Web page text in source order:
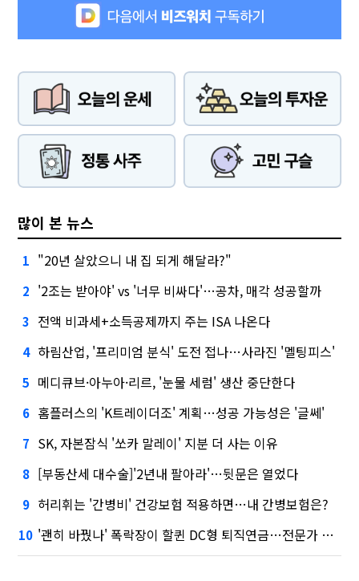
많이 본 뉴스
1 "20년 살았으니 내 집 되게 해달라?"
2 '2조는 받아야' vs '너무 비싸다'…공차, 매각 성공할까
3 전액 비과세+소득공제까지 주는 ISA 나온다
4 하림산업, '프리미엄 분식' 도전 접나…사라진 '멜팅피스'
5 메디큐브·아누아·리르, '눈물 세럼' 생산 중단한다
6 홈플러스의 'K트레이더조' 계획…성공 가능성은 '글쎄'
7 SK, 자본잠식 '쏘카 말레이' 지분 더 사는 이유
8 [부동산세 대수술]'2년내 팔아라'…뒷문은 열었다
9 허리휘는 '간병비' 건강보험 적용하면…내 간병보험은?
10 '괜히 바꿨나' 폭락장이 할퀸 DC형 퇴직연금…전문가 조언은